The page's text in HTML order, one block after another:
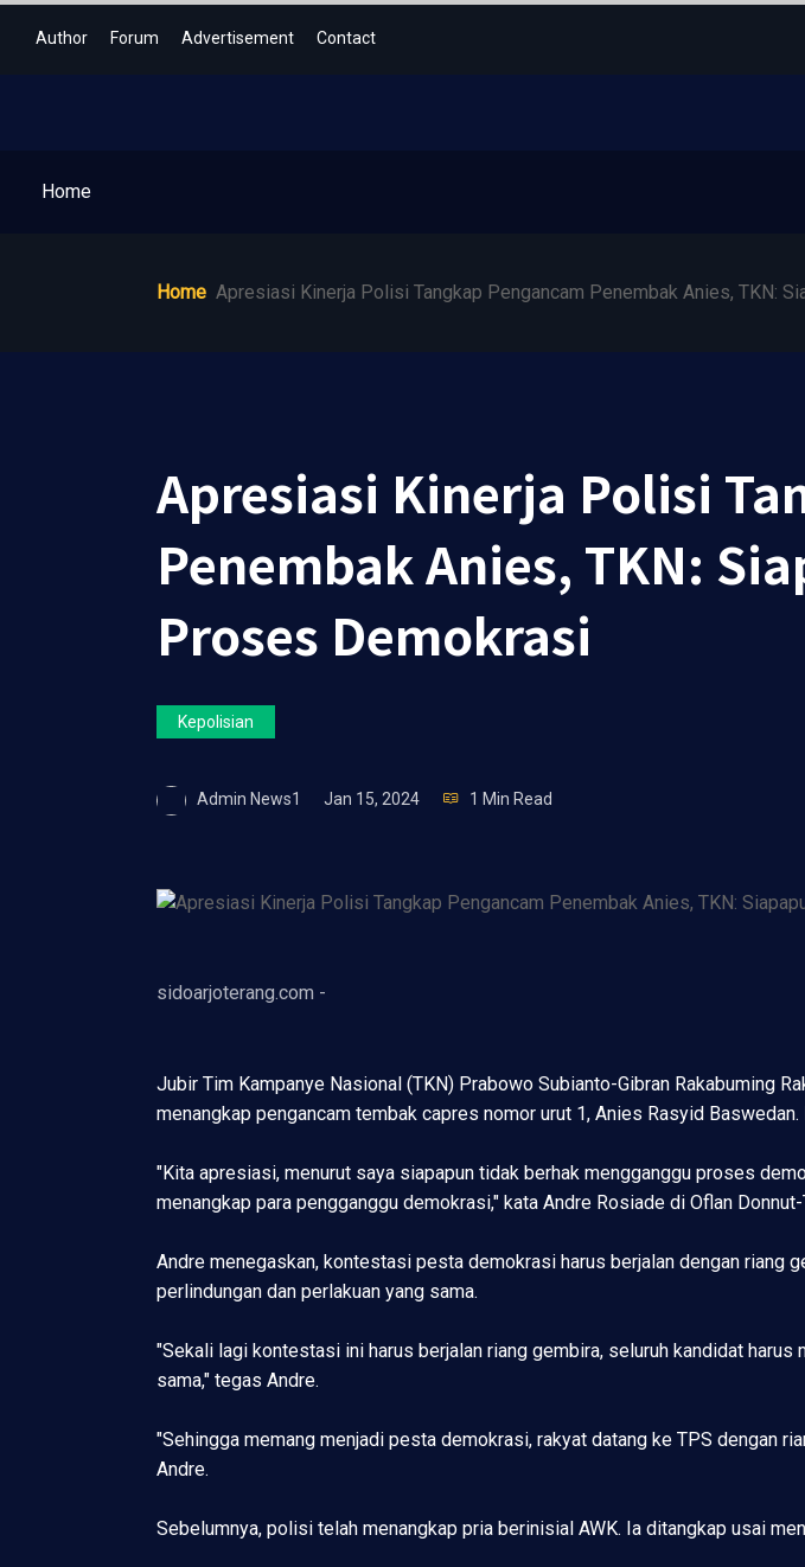
Author Forum Advertisement Contact
Home
Home Apresiasi Kinerja Polisi Tangkap Pengancam Penembak Anies, TKN:
Apresiasi Kinerja Polisi
Penembak Anies, TKN:
Proses Demokrasi
Kepolisian
Admin News1 Jan 15, 2024 1 Min Read
sidoarjoterang.com -
Jubir Tim Kampanye Nasional (TKN) Prabowo Subianto-Gibran Rakabuming
menangkap pengancam tembak capres nomor urut 1, Anies Rasyid
"Kita apresiasi, menurut saya siapapun tidak berhak mengganggu proses
menangkap para pengganggu demokrasi," kata Andre Rosiade di Oflan
Andre menegaskan, kontestasi pesta demokrasi harus berjalan dengan riang
perlindungan dan perlakuan yang sama.
"Sekali lagi kontestasi ini harus berjalan riang gembira, seluruh kandidat
sama," tegas Andre.
"Sehingga memang menjadi pesta demokrasi, rakyat datang ke TPS dengan
Andre.
Sebelumnya, polisi telah menangkap pria berinisial AWK. Ia ditangkap usai